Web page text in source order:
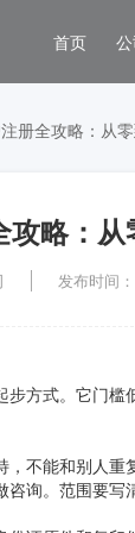
首页
册全攻略：从
略：
发布时间
方式。它门
不能和别人重
询。范围要写